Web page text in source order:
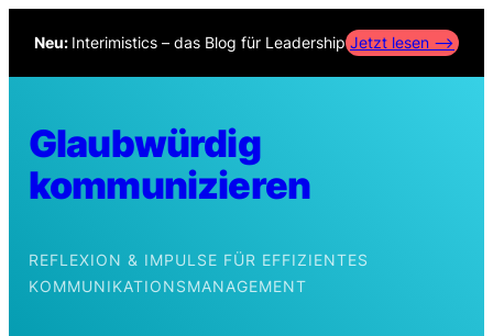
Inhalt
Neu: Interimistics – das Blog für Leadership Jetzt lesen –>
Glaubwürdig
kommunizieren
REFLEXION & IMPULSE FÜR EFFIZIENTES
KOMMUNIKATIONSMANAGEMENT